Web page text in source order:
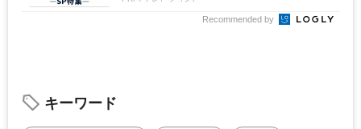
Recommended by
キーワード